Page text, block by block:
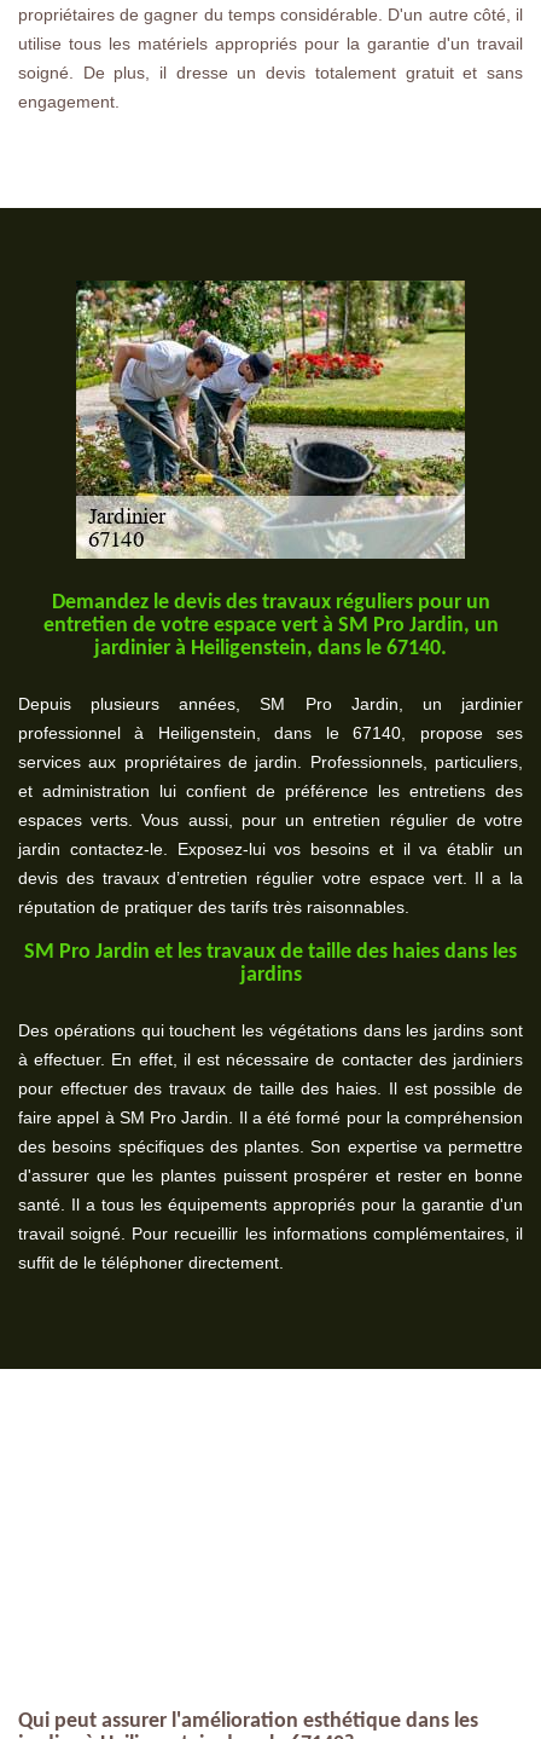
propriétaires de gagner du temps considérable. D'un autre côté, il
utilise tous les matériels appropriés pour la garantie d'un travail
soigné. De plus, il dresse un devis totalement gratuit et sans
engagement.
Demandez le devis des travaux réguliers pour un
entretien de votre espace vert à SM Pro Jardin, un
jardinier à Heiligenstein, dans le 67140.
Depuis plusieurs années, SM Pro Jardin, un jardinier
professionnel à Heiligenstein, dans le 67140, propose ses
services aux propriétaires de jardin. Professionnels, particuliers,
et administration lui confient de préférence les entretiens des
espaces verts. Vous aussi, pour un entretien régulier de votre
jardin contactez-le. Exposez-lui vos besoins et il va établir un
devis des travaux d’entretien régulier votre espace vert. Il a la
réputation de pratiquer des tarifs très raisonnables.
SM Pro Jardin et les travaux de taille des haies dans les
jardins
Des opérations qui touchent les végétations dans les jardins sont
à effectuer. En effet, il est nécessaire de contacter des jardiniers
pour effectuer des travaux de taille des haies. Il est possible de
faire appel à SM Pro Jardin. Il a été formé pour la compréhension
des besoins spécifiques des plantes. Son expertise va permettre
d'assurer que les plantes puissent prospérer et rester en bonne
santé. Il a tous les équipements appropriés pour la garantie d'un
travail soigné. Pour recueillir les informations complémentaires, il
suffit de le téléphoner directement.
Qui peut assurer l'amélioration esthétique dans les